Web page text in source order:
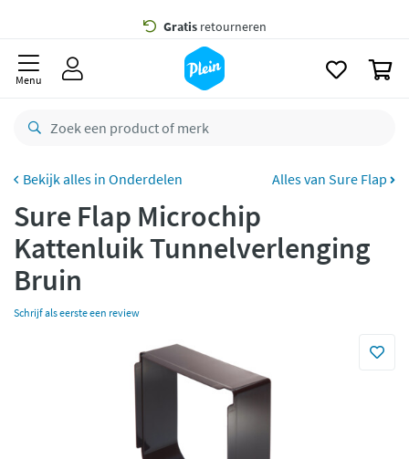
Gratis bezorging vanaf 35,- *
Bestelling uiterlijkzaterdag
retourneren
CO2 neutraal
Betaal met Klarna
Menu
Onderdelen Alles van Sure Flap
Sure Flap Microchip
Kattenluik Tunnelverlenging
Bruin
Schrijf als eerste een review